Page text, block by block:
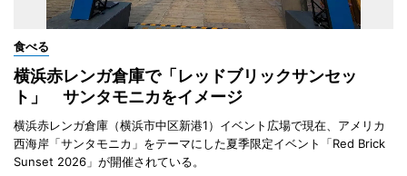
食べる
横浜赤レンガ倉庫で「レッドブリックサンセッ
ト」 サンタモニカをイメージ
横浜赤レンガ倉庫（横浜市中区新港1）イベント広場で現在、アメリカ
西海岸「サンタモニカ」をテーマにした夏季限定イベント「Red Brick
Sunset 2026」が開催されている。